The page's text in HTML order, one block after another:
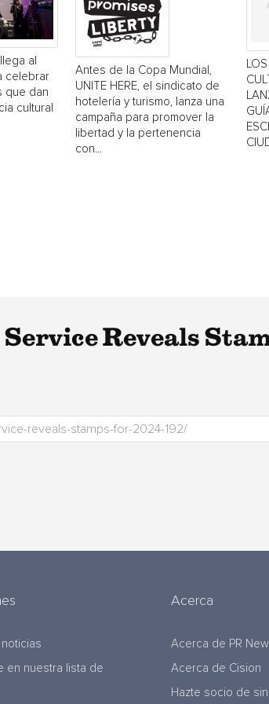
al
celebrar
que dan
cultural
Antes de la Copa Mundial,
UNITE HERE, el sindicato de
hotelería y turismo, lanza una
campaña para promover la
libertad y la pertenencia
con...
Reveals
en nuestra lista de
Acerca
Acerca de PR
Acerca de Cision
Hazte socio de